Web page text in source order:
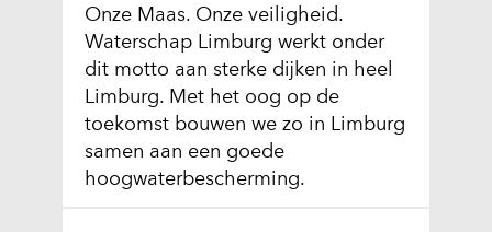
Onze Maas. Onze veiligheid.
Waterschap Limburg werkt onder
dit motto aan sterke dijken in heel
Limburg. Met het oog op de
toekomst bouwen we zo in Limburg
samen aan een goede
hoogwaterbescherming.